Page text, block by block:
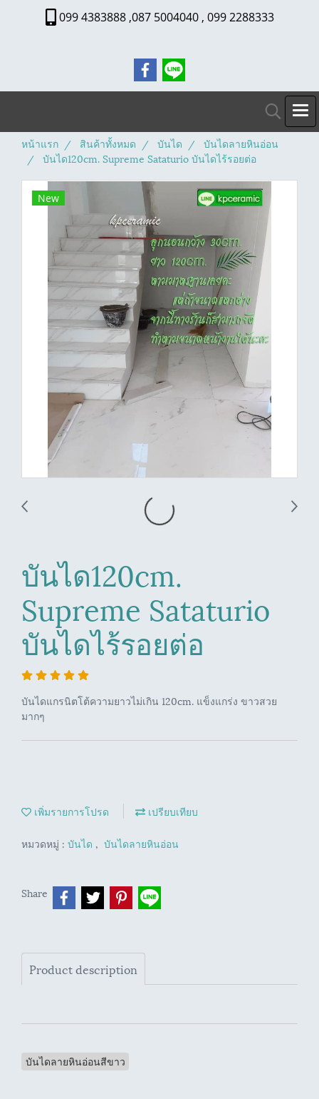
099 4383888 ,087 5004040 , 099 2288333
หน้าแรก สินค้าทั้งหมด บันได
บันไดลายหินอ่อน
บันได120cm. Supreme Sataturio บันไดไร้รอยต่อ
New
บันได120cm.
Supreme Sataturio
บันไดไร้รอยต่อ
บันไดแกรนิตโต้ความยาวไม่เกิน 120cm. แข็งแกร่ง ขาวสวย
มากๆ
เพิ่มรายการโปรด เปรียบเทียบ
หมวดหมู่ : บันได , บันไดลายหินอ่อน
Share
Product description
บันไดลายหินอ่อนสีขาว